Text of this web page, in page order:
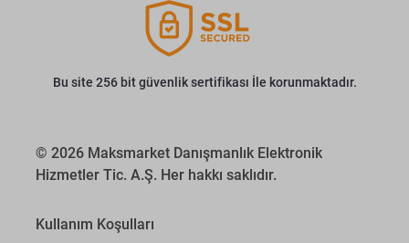
Bu site 256 bit güvenlik sertifikası İle korunmaktadır.
© 2026 Maksmarket Danışmanlık Elektronik
Hizmetler Tic. A.Ş. Her hakkı saklıdır.
Kullanım Koşulları